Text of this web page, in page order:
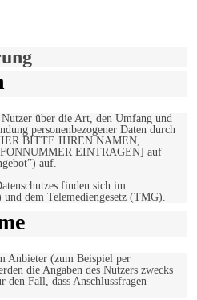
über die Art, den Umfang und
personenbezogener Daten durch
BITTE IHREN NAMEN,
EINTRAGEN] auf
auf.
finden sich im
und dem Telemediengesetz (TMG).
Anbieter (zum Beispiel per
die Angaben des Nutzers zwecks
den Fall, dass Anschlussfragen